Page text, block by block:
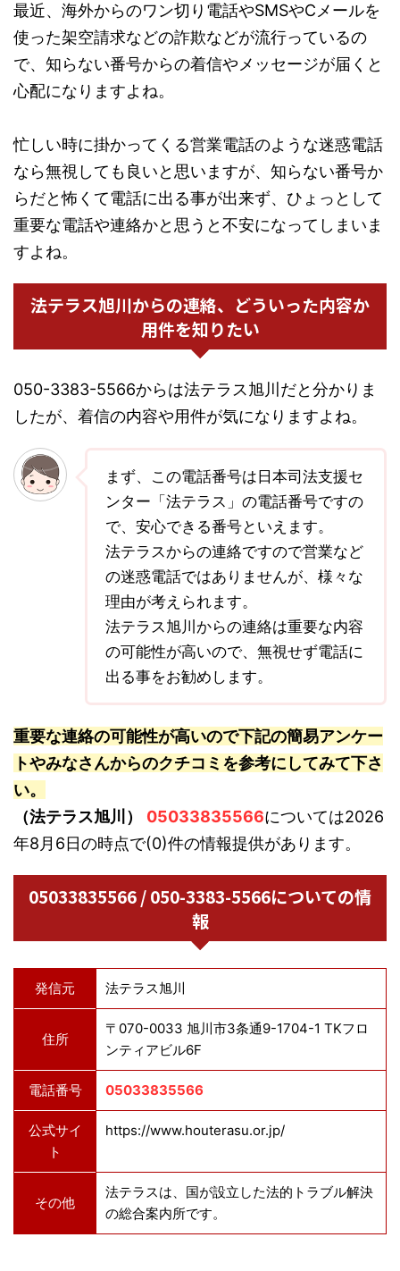
最近、海外からのワン切り電話やSMSやCメールを
使った架空請求などの詐欺などが流行っているの
で、知らない番号からの着信やメッセージが届くと
心配になりますよね。
忙しい時に掛かってくる営業電話のような迷惑電話
なら無視しても良いと思いますが、知らない番号か
らだと怖くて電話に出る事が出来ず、ひょっとして
重要な電話や連絡かと思うと不安になってしまいま
すよね。
法テラス旭川からの連絡、どういった内容か
用件を知りたい
050-3383-5566からは法テラス旭川だと分かりま
したが、着信の内容や用件が気になりますよね。
まず、この電話番号は日本司法支援セ
ンター「法テラス」の電話番号ですの
で、安心できる番号といえます。
法テラスからの連絡ですので営業など
の迷惑電話ではありませんが、様々な
理由が考えられます。
法テラス旭川からの連絡は重要な内容
の可能性が高いので、無視せず電話に
出る事をお勧めします。
重要な連絡の可能性が高いので下記の簡易アンケー
トやみなさんからのクチコミを参考にしてみて下さ
い。
（法テラス旭川）
05033835566については2026
年8月6日の時点で(0)件の情報提供があります。
05033835566 / 050-3383-5566についての情
報
発信元 法テラス旭川
住所
〒070-0033 旭川市3条通9-1704-1 TKフロ
ンティアビル6F
電話番号 05033835566
公式サイ
ト
https://www.houterasu.or.jp/
その他
法テラスは、国が設立した法的トラブル解決
の総合案内所です。